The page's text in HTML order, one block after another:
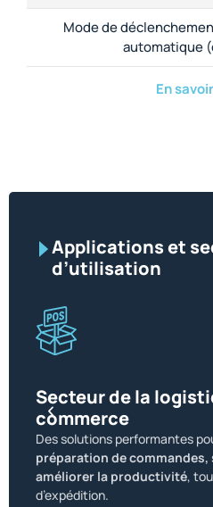
Mode de
automatique
En
Applications et
d’utilisation
Secteur de la
commerce
Des solutions performantes
préparation de
améliorer la productivité,
d’expédition.